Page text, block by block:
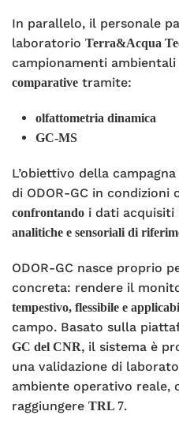
In parallelo, il personale
laboratorio Terra&Acqua
campionamenti ambientali
comparative tramite:
olfattometria dinamica
GC-MS
L’obiettivo della
di ODOR-GC in condizioni
confrontando i dati
analitiche e sensoriali di
ODOR-GC nasce proprio
concreta: rendere il
tempestivo, flessibile e
campo. Basato sulla
GC del CNR, il sistema è
una validazione di
ambiente operativo reale,
raggiungere TRL 7.